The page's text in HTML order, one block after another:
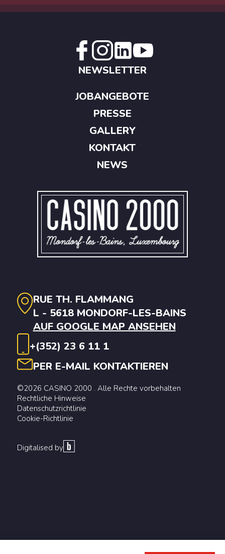
RUE TH. FLAMMANG
L - 5618 MONDORF-LES-BAINS
AUF GOOGLE MAP ANSEHEN
+(352) 23 6 11 1
PER E-MAIL KONTAKTIEREN
©2026 CASINO 2000 . Alle Rechte vorbehalten
Rechtliche Hinweise
Datenschutzrichtlinie
Cookie-Richtlinie
Digitalised by
NEWSLETTER
JOBANGEBOTE
PRESSE
GALLERY
KONTAKT
NEWS